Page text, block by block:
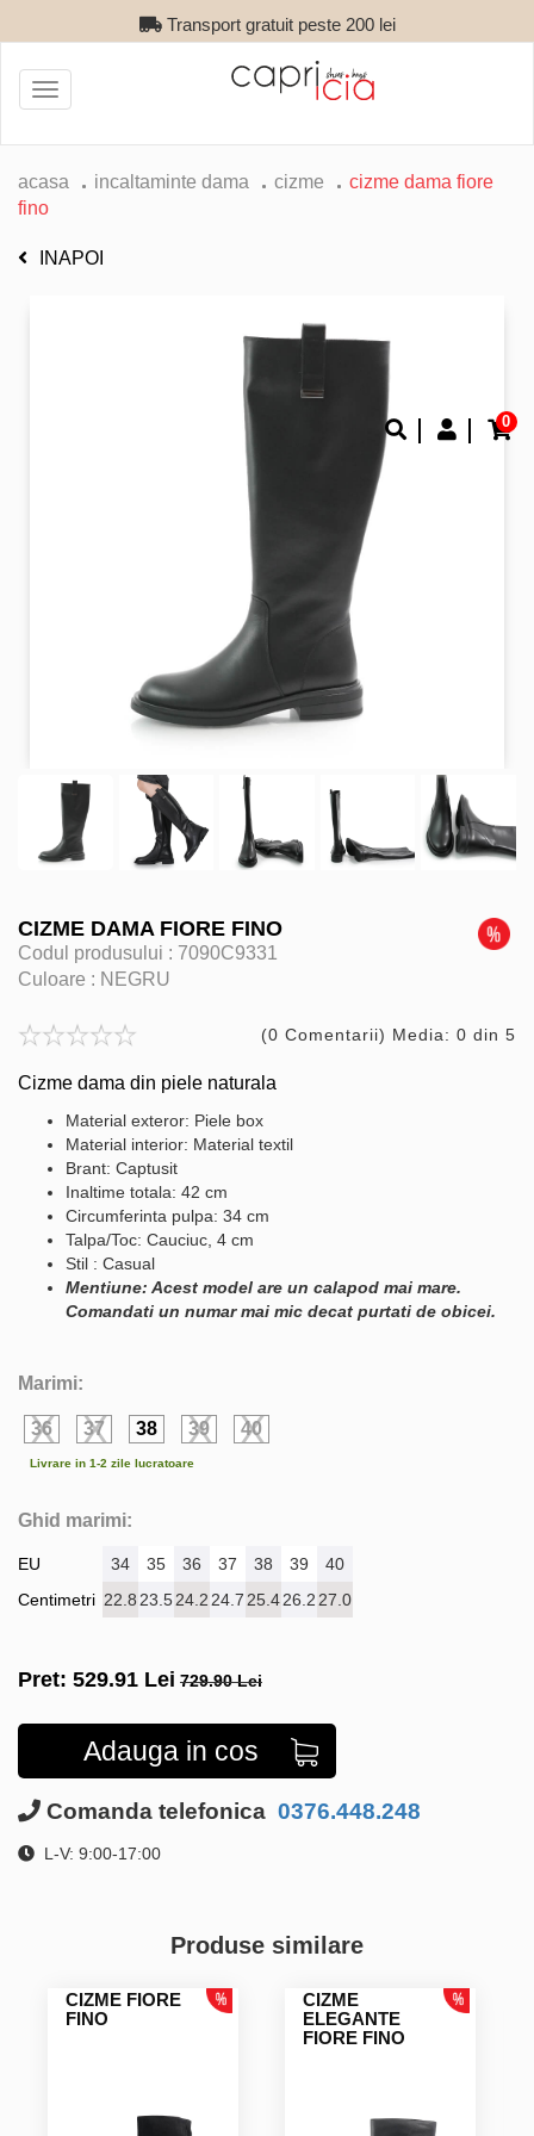
Transport gratuit peste 200 lei
0
Toggle
navigation
acasa incaltaminte dama cizme
cizme dama fiore
fino
INAPOI
CIZME DAMA FIORE FINO
Codul produsului : 7090C9331
Culoare : NEGRU
(0 Comentarii) Media: 0 din 5
Cizme dama din piele naturala
Material exteror: Piele box
Material interior: Material textil
Brant: Captusit
Inaltime totala: 42 cm
Circumferinta pulpa: 34 cm
Talpa/Toc: Cauciuc, 4 cm
Stil : Casual
Mentiune: Acest model are un calapod mai mare.
Comandati un numar mai mic decat purtati de obicei.
Marimi:
36 37 38 39 40
Livrare in 1-2 zile lucratoare
Ghid marimi:
EU
Centimetri
34 35 36 37 38 39
40
22.8 23.524.2 24.7 25.426.2 27.0
Pret: 529.91 Lei 729.90 Lei
Adauga in cos
Comanda telefonica 0376.448.248
L-V: 9:00-17:00
Produse similare
CIZME FIORE
FINO
CIZME
ELEGANTE
FIORE FINO